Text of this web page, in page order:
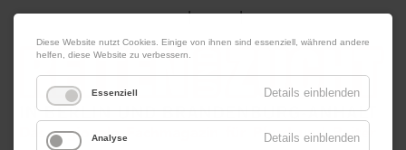
09. August 2026 Impressum|Kontakt|Datenschutz
Diese Website nutzt Cookies. Einige von ihnen sind essenziell, während andere
helfen, diese Website zu verbessern.
Essenziell Details einblenden
Analyse Details einblenden